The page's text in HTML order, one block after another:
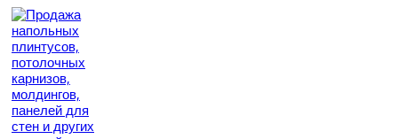
Перейти
содержимому